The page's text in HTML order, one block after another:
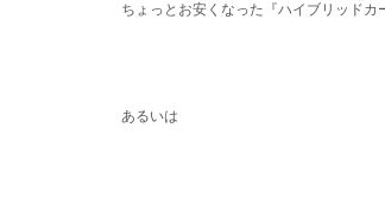
ちょっとお安くなった『ハイブリッドカ
あるいは